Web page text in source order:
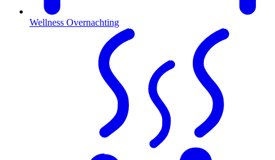
Wellness Overnachting